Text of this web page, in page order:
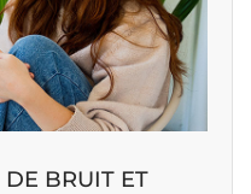
BRUIT ET